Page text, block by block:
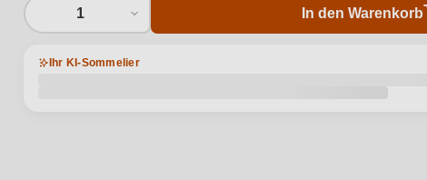
1 In den Warenkorb
Ihr KI-Sommelier